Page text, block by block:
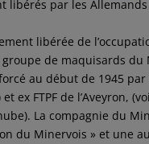
libérés par les
libérée de
de maquisards
au début de 1945
et ex FTPF de l’Aveyron,
La compagnie du
du Minervois » et une